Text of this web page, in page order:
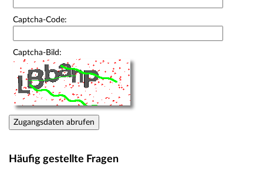
Captcha-Code:
Captcha-Bild:
Zugangsdaten abrufen
Häufig gestellte Fragen